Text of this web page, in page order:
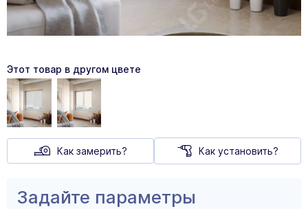
Этот товар в другом цвете
Как замерить? Как установить?
Задайте параметры